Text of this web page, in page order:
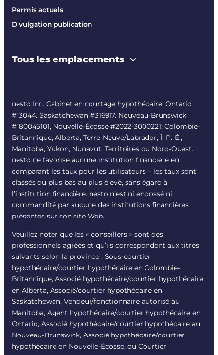
Permis actuels
Divulgation publication
Tous les emplacements
nesto Inc. Cabinet en courtage hypothécaire. Ontario
#13044, Saskatchewan #316917, Nouveau-Brunswick
#180045101, Nouvelle-Écosse #2022-3000221; Colombie-
Britannique, Alberta, Terre-Neuve/Labrador, Î.-P.-É.,
Manitoba, Yukon, Nunavut, Territoires du Nord-Ouest.
nesto ne favorise aucune institution financière en
comparant les taux pour les utilisateurs – les taux sont
classés du plus bas au plus élevé, sans égard à
l’institution financière. nesto n’est ni endossé ni
commandité par aucune des institutions financières
présentes sur son site Web.
Veuillez noter que les « conseillers » sont des
professionnels agréés et qu’ils correspondent aux titres
suivants selon la province : Sous-courtier
hypothécaire/courtier hypothécaire en Colombie-
Britannique, Associé hypothécaire/courtier hypothécaire
en Alberta, Associé/courtier hypothécaire en
Saskatchewan, Vendeur/fonctionnaire autorisé au
Manitoba, Agent hypothécaire/courtier hypothécaire en
Ontario, Associé hypothécaire/courtier hypothécaire au
Nouveau-Brunswick, Associé hypothécaire/courtier
hypothécaire en Nouvelle-Écosse, ou Courtier